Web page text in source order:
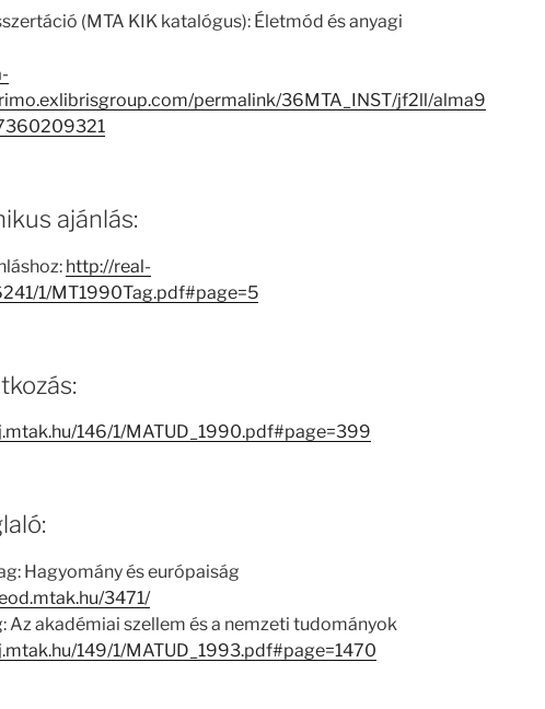
(MTA KIK katalógus): Életmód és anyagi
permalink/36MTA_INST/jf2ll/alma9
ajánlás:
http://real-
1/MT1990Tag.pdf#page=5
146/1/MATUD_1990.pdf#page=399
Hagyomány és európaiság
3471/
Az akadémiai szellem és a nemzeti tudományok
149/1/MATUD_1993.pdf#page=1470